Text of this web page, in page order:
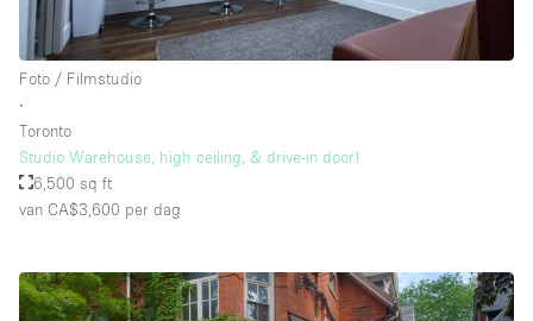
Foto / Filmstudio
∙
Toronto
Studio Warehouse, high ceiling, & drive-in door!
6,500 sq ft
van CA$3,600 per dag